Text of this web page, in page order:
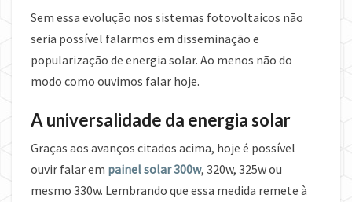
Sem essa evolução nos sistemas fotovoltaicos não
seria possível falarmos em disseminação e
popularização de energia solar. Ao menos não do
modo como ouvimos falar hoje.
A universalidade da energia solar
Graças aos avanços citados acima, hoje é possível
ouvir falar em painel solar 300w, 320w, 325w ou
mesmo 330w. Lembrando que essa medida remete à